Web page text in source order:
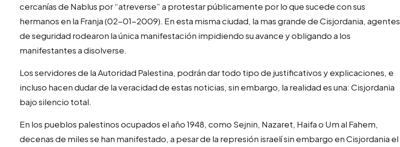
cercanías de Nablus por “atreverse” a protestar públicamente por lo que sucede con sus
hermanos en la Franja (02-01-2009). En esta misma ciudad, la mas grande de Cisjordania, agentes
de seguridad rodearon la única manifestación impidiendo su avance y obligando a los
manifestantes a disolverse.
Los servidores de la Autoridad Palestina, podrán dar todo tipo de justificativos y explicaciones, e
incluso hacen dudar de la veracidad de estas noticias, sin embargo, la realidad es una: Cisjordania
bajo silencio total.
En los pueblos palestinos ocupados el año 1948, como Sejnin, Nazaret, Haifa o Um al Fahem,
decenas de miles se han manifestado, a pesar de la represión israelí sin embargo en Cisjordania el